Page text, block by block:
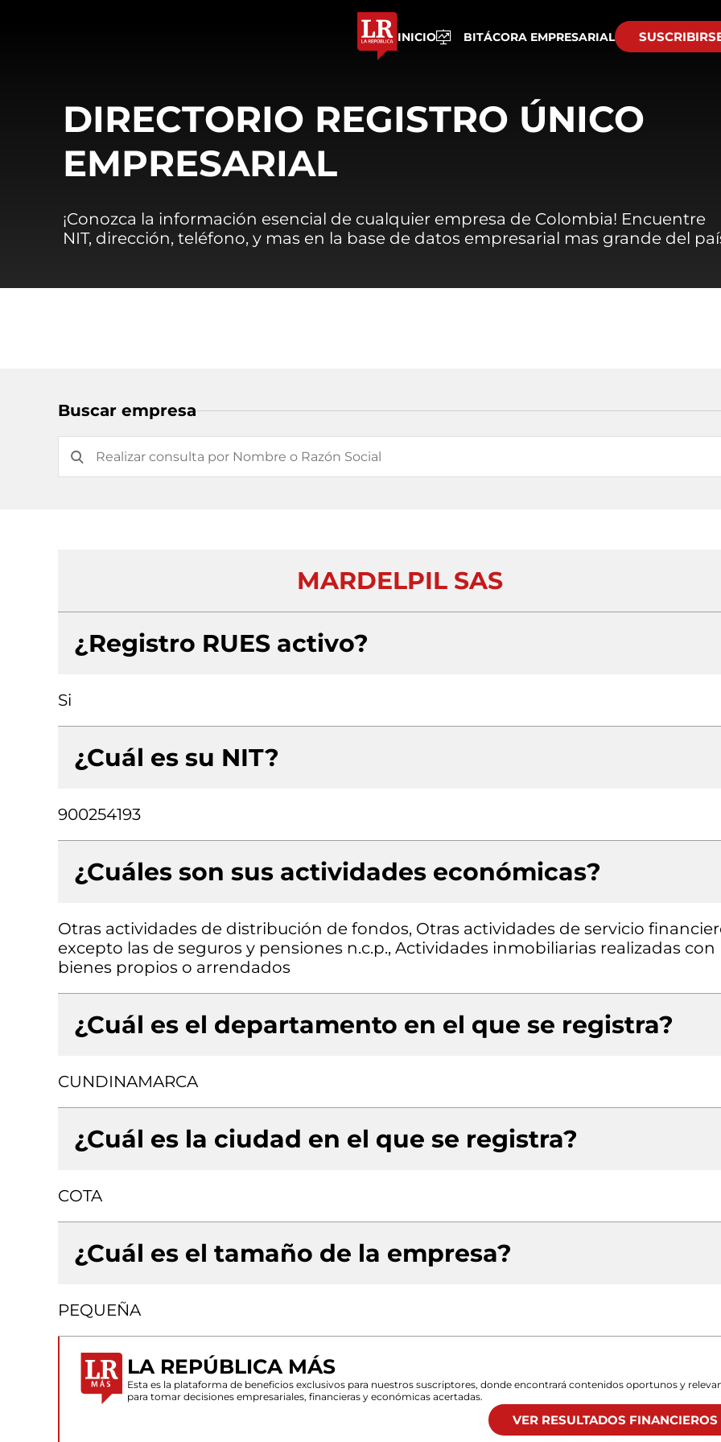
INICIO BITÁCORA EMPRESARIAL
DIRECTORIO REGISTRO ÚNICO
EMPRESARIAL
¡Conozca la información esencial de cualquier empresa de Colombia! Encuentre
NIT, dirección, teléfono, y mas en la base de datos empresarial mas grande del
Buscar empresa
MARDELPIL SAS
¿Registro RUES activo?
Si
¿Cuál es su NIT?
900254193
¿Cuáles son sus actividades económicas?
Otras actividades de distribución de fondos, Otras actividades de servicio
excepto las de seguros y pensiones n.c.p., Actividades inmobiliarias realizadas con
bienes propios o arrendados
¿Cuál es el departamento en el que se registra?
CUNDINAMARCA
¿Cuál es la ciudad en el que se registra?
COTA
¿Cuál es el tamaño de la empresa?
PEQUEÑA
LA REPÚBLICA MÁS
Esta es la plataforma de beneficios exclusivos para nuestros suscriptores, donde encontrará contenidos oportunos y
para tomar decisiones empresariales, financieras y económicas acertadas.
VER RESULTADOS FINANCIEROS